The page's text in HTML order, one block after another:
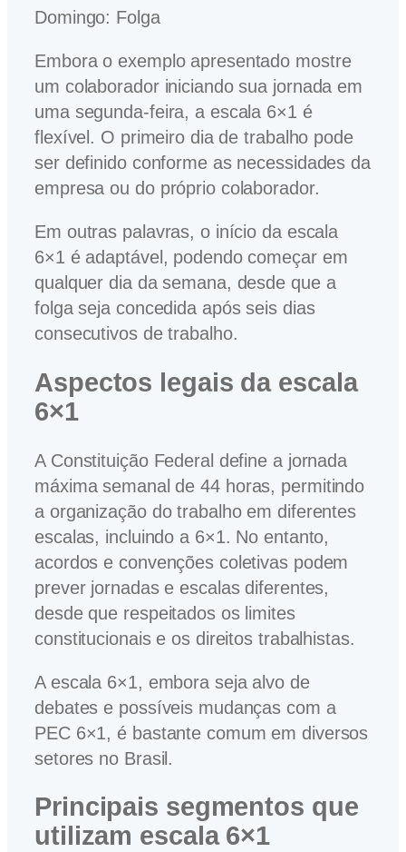
Domingo: Folga
Embora o exemplo apresentado mostre
um colaborador iniciando sua jornada em
uma segunda-feira, a escala 6×1 é
flexível. O primeiro dia de trabalho pode
ser definido conforme as necessidades da
empresa ou do próprio colaborador.
Em outras palavras, o início da escala
6×1 é adaptável, podendo começar em
qualquer dia da semana, desde que a
folga seja concedida após seis dias
consecutivos de trabalho.
Aspectos legais da escala
6×1
A Constituição Federal define a jornada
máxima semanal de 44 horas, permitindo
a organização do trabalho em diferentes
escalas, incluindo a 6×1. No entanto,
acordos e convenções coletivas podem
prever jornadas e escalas diferentes,
desde que respeitados os limites
constitucionais e os direitos trabalhistas.
A escala 6×1, embora seja alvo de
debates e possíveis mudanças com a
PEC 6×1, é bastante comum em diversos
setores no Brasil.
Principais segmentos que
utilizam escala 6×1